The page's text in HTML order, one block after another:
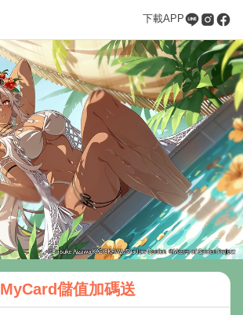
下載APP
MyCard儲值加碼送